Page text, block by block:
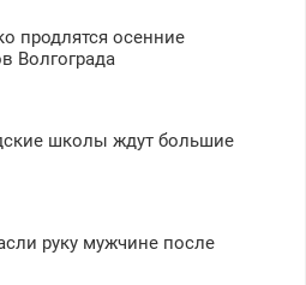
продлятся осенние
Волгограда
школы ждут большие
руку мужчине после